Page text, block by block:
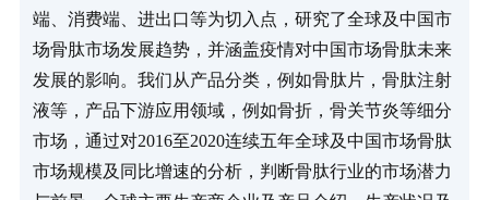
端、消费端、进出口等为切入点，研究了全球及中国市
场骨肽市场发展趋势，并涵盖疫情对中国市场骨肽未来
发展的影响。我们从产品分类，例如骨肽片，骨肽注射
液等，产品下游应用领域，例如骨折，骨关节炎等细分
市场，通过对2016至2020连续五年全球及中国市场骨肽
市场规模及同比增速的分析，判断骨肽行业的市场潜力